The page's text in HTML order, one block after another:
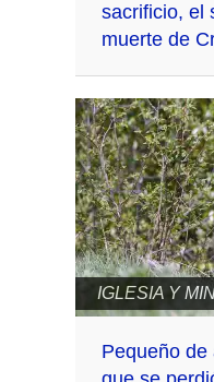
sacrificio, el
muerte de
IGLESIA Y
Pequeño de